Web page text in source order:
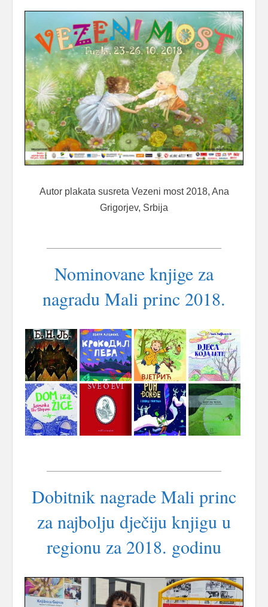
Autor plakata susreta Vezeni most 2018, Ana
Grigorjev, Srbija
Nominovane knjige za
nagradu Mali princ 2018.
Dobitnik nagrade Mali princ
za najbolju dječiju knjigu u
regionu za 2018. godinu